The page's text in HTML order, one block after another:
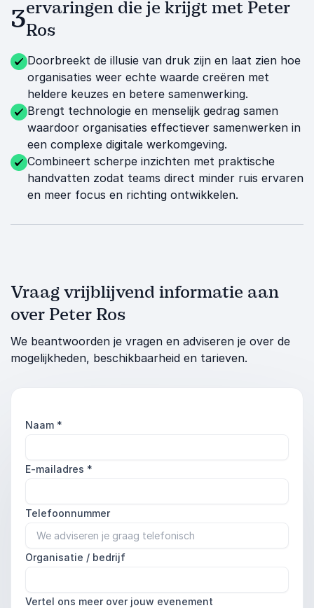
3ervaringen die je krijgt met Peter
Ros
Doorbreekt de illusie van druk zijn en laat zien hoe
organisaties weer echte waarde creëren met
heldere keuzes en betere samenwerking.
Brengt technologie en menselijk gedrag samen
waardoor organisaties effectiever samenwerken in
een complexe digitale werkomgeving.
Combineert scherpe inzichten met praktische
handvatten zodat teams direct minder ruis ervaren
en meer focus en richting ontwikkelen.
Vraag vrijblijvend informatie aan
over Peter Ros
We beantwoorden je vragen en adviseren je over de
mogelijkheden, beschikbaarheid en tarieven.
Naam *
E-mailadres *
Telefoonnummer
Organisatie / bedrijf
Vertel ons meer over jouw evenement